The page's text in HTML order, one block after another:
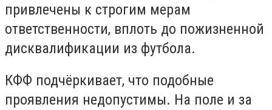
привлечены к строгим мерам
ответственности, вплоть до пожизненной
дисквалификации из футбола.
КФФ подчёркивает, что подобные
проявления недопустимы. На поле и за